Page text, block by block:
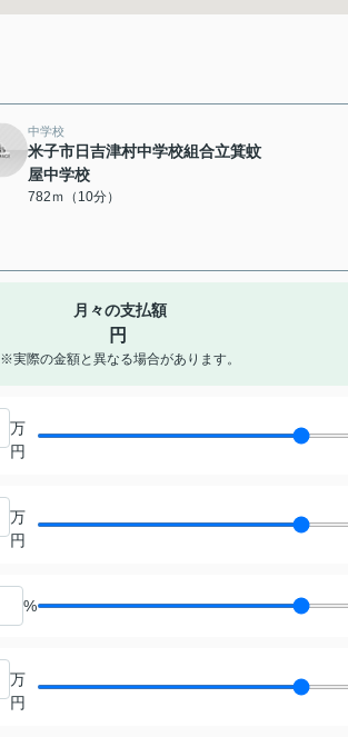
中学校
米子市日吉津村中学校組合立箕蚊
屋中学校
782ｍ（10分）
月々の支払額
円
※実際の金額と異なる場合があります。
万
円
万
円
%
万
円